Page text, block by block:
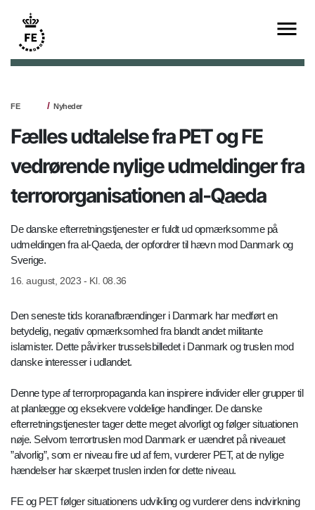
FE Nyheder
Fælles udtalelse fra PET og FE
vedrørende nylige udmeldinger fra
terrororganisationen al-Qaeda
De danske efterretningstjenester er fuldt ud opmærksomme på
udmeldingen fra al-Qaeda, der opfordrer til hævn mod Danmark og
Sverige.
16. august, 2023 - Kl. 08.36
Den seneste tids koranafbrændinger i Danmark har medført en
betydelig, negativ opmærksomhed fra blandt andet militante
islamister. Dette påvirker trusselsbilledet i Danmark og truslen mod
danske interesser i udlandet.
Denne type af terrorpropaganda kan inspirere individer eller grupper til
at planlægge og eksekvere voldelige handlinger. De danske
efterretningstjenester tager dette meget alvorligt og følger situationen
nøje. Selvom terrortruslen mod Danmark er uændret på niveauet
”alvorlig”, som er niveau fire ud af fem, vurderer PET, at de nylige
hændelser har skærpet truslen inden for dette niveau.
FE og PET følger situationens udvikling og vurderer dens indvirkning